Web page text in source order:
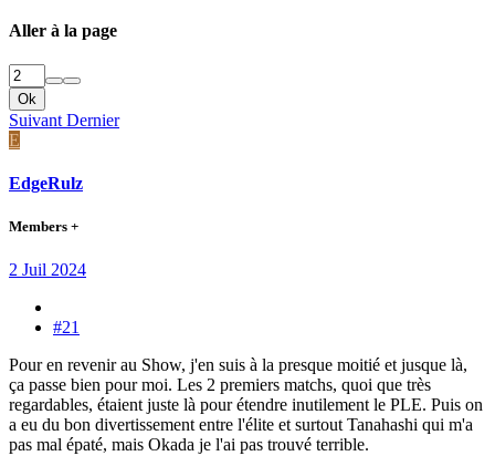
Aller à la page
Ok
Suivant Dernier
E
EdgeRulz
Members +
2 Juil 2024
#21
Pour en revenir au Show, j'en suis à la presque moitié et jusque là,
ça passe bien pour moi. Les 2 premiers matchs, quoi que très
regardables, étaient juste là pour étendre inutilement le PLE. Puis on
a eu du bon divertissement entre l'élite et surtout Tanahashi qui m'a
pas mal épaté, mais Okada je l'ai pas trouvé terrible.